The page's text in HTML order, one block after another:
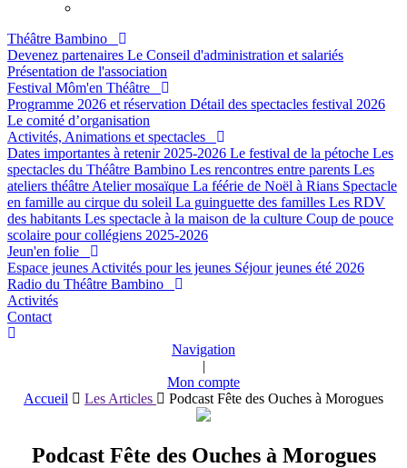
Théâtre Bambino
Devenez partenaires Le Conseil d'administration et salariés
Présentation de l'association
Festival Môm'en Théâtre
Programme 2026 et réservation Détail des spectacles festival 2026
Le comité d’organisation
Activités, Animations et spectacles
Dates importantes à retenir 2025-2026 Le festival de la pétoche Les
spectacles du Théâtre Bambino Les rencontres entre parents Les
ateliers théâtre Atelier mosaïque La féérie de Noël à Rians Spectacle
en famille au cirque du soleil La guinguette des familles Les RDV
des habitants Les spectacle à la maison de la culture Coup de pouce
scolaire pour collégiens 2025-2026
Jeun'en folie
Espace jeunes Activités pour les jeunes Séjour jeunes été 2026
Radio du Théâtre Bambino
Activités
Contact
Navigation
|
Mon compte
Accueil
Les Articles Podcast Fête des Ouches à Morogues
Podcast Fête des Ouches à Morogues